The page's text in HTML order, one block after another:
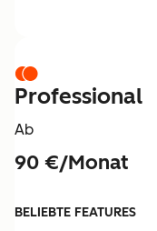
Professional
Ab
90 €/Monat
BELIEBTE FEATURES